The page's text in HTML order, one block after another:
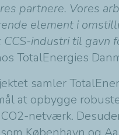
partnere. Vores
element i
industri til gavn
TotalEnergies
samler
at opbygge
netværk.